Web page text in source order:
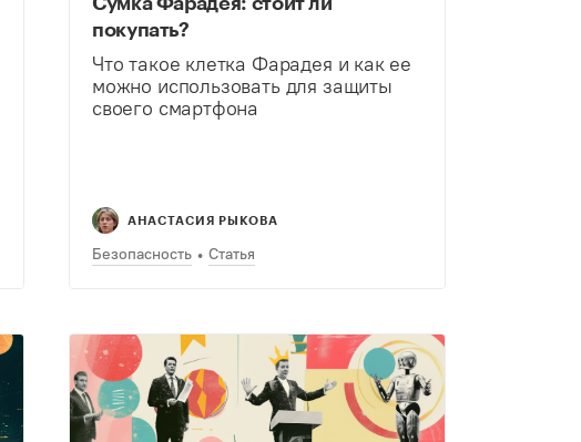
покупать?
Что такое клетка Фарадея и как ее
можно использовать для защиты
своего смартфона
АНАСТАСИЯ РЫКОВА
Безопасность Статья